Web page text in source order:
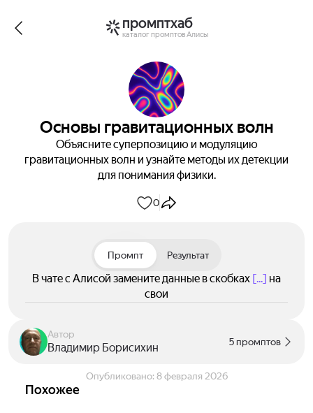
промптхаб
каталог промптов Алисы
Основы гравитационных волн
Объясните суперпозицию и модуляцию
гравитационных волн и узнайте методы их детекции
для понимания физики.
0
Промпт Результат
В чате с Алисой замените данные в скобках [...] на
свои
Автор
Владимир Борисихин 5 промптов
Опубликовано: 8 февраля 2026
Похожее